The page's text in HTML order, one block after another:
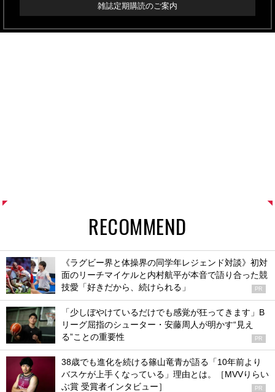
雑誌定期購読のご案内
RECOMMEND
《ラグビー界と体操界の同学年レジェンド対談》初対
面のリーチマイケルと内村航平が本音で語り合った競
技愛「好きだから、続けられる」
PR
「少しぼやけているだけでも感覚が狂ってきます」B
リーグ屈指のシューター・安藤周人が明かす“見え
る”ことの重要性
PR
38歳でも進化を続ける篠山竜青が語る「10年前より
バスケが上手くなっている」理由とは。［MVVりらい
ぶ賞 受賞者インタビュー］
PR